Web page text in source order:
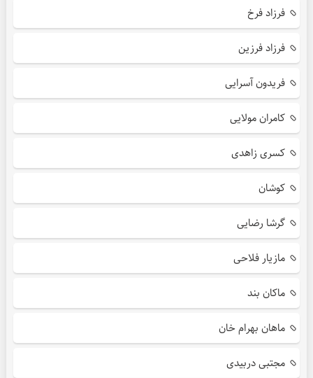
فرزاد فرخ
فرزاد فرزین
فریدون آسرایی
کامران مولایی
کسری زاهدی
کوشان
گرشا رضایی
مازیار فلاحی
ماکان بند
ماهان بهرام خان
مجتبی دربیدی